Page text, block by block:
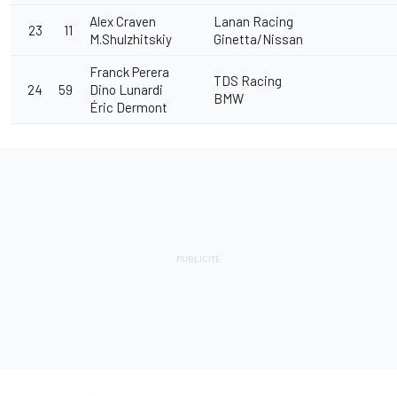
23 11
Alex Craven
M.Shulzhitskiy
Lanan Racing
Ginetta/Nissan
24 59
Franck Perera
Dino Lunardi
Éric Dermont
TDS Racing
BMW